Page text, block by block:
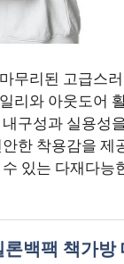
무리된 고급스
리와 아웃도어
구성과 실용성
한 착용감을 제
있는 다재다능
백팩 책가